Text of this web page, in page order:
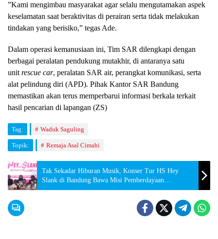
​”Kami mengimbau masyarakat agar selalu mengutamakan aspek
keselamatan saat beraktivitas di perairan serta tidak melakukan
tindakan yang berisiko,” tegas Ade.
​Dalam operasi kemanusiaan ini, Tim SAR dilengkapi dengan
berbagai peralatan pendukung mutakhir, di antaranya satu
unit rescue car, peralatan SAR air, perangkat komunikasi, serta
alat pelindung diri (APD). Pihak Kantor SAR Bandung
memastikan akan terus memperbarui informasi berkala terkait
hasil pencarian di lapangan (ZS)
Tag: Waduk Saguling
Topik: Remaja Asal Cimahi
Tak Sekadar Hiburan Musik, Konser Tur HS Hey
Slank di Bandung Bawa Misi Pemberdayaan
Disabilitas dan UMKM